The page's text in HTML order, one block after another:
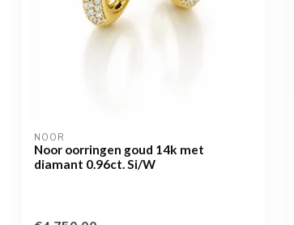
NOOR
Noor oorringen goud 14k met
diamant 0.96ct. Si/W